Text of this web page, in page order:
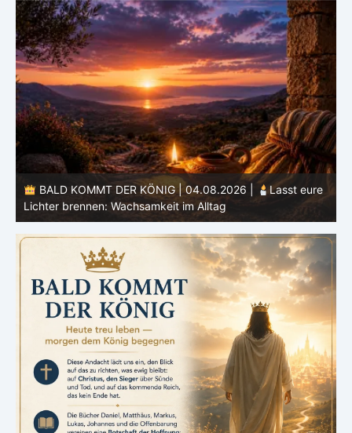
BALD KOMMT DER KÖNIG | 03.08.2026 |
Ein reines
Herz: Heiligung beginnt im Inneren